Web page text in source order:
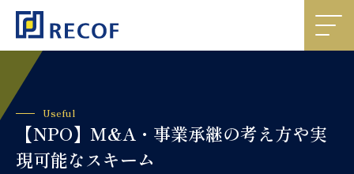
Useful
【NPO】M&A・事業承継の考え方や実
現可能なスキーム